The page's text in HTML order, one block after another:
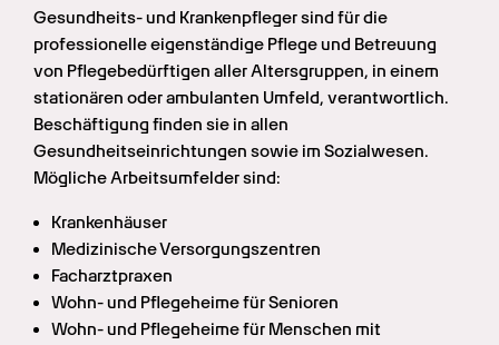
Gesundheits- und Krankenpfleger sind für die
professionelle eigenständige Pflege und Betreuung
von Pflegebedürftigen aller Altersgruppen, in einem
stationären oder ambulanten Umfeld, verantwortlich.
Beschäftigung finden sie in allen
Gesundheitseinrichtungen sowie im Sozialwesen.
Mögliche Arbeitsumfelder sind:
Krankenhäuser
Medizinische Versorgungszentren
Facharztpraxen
Wohn- und Pflegeheime für Senioren
Wohn- und Pflegeheime für Menschen mit